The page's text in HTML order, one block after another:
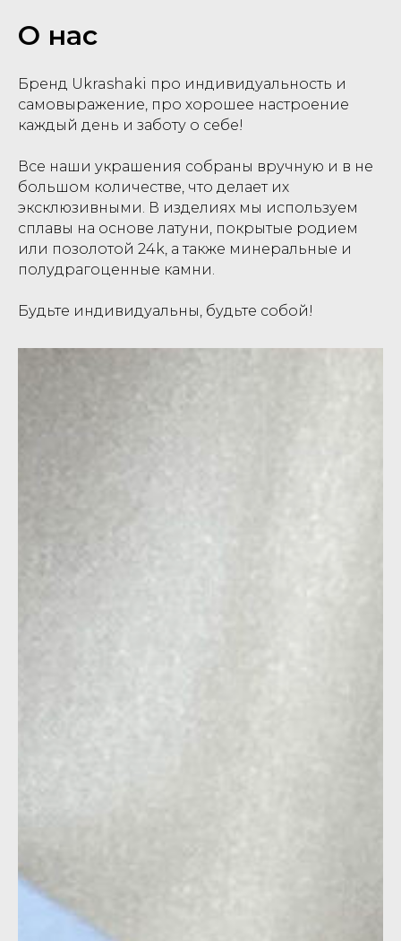
О нас
Бренд Ukrashaki про индивидуальность и
самовыражение, про хорошее настроение
каждый день и заботу о себе!
Все наши украшения собраны вручную и в не
большом количестве, что делает их
эксклюзивными. В изделиях мы используем
сплавы на основе латуни, покрытые родием
или позолотой 24k, а также минеральные и
полудрагоценные камни.
Будьте индивидуальны, будьте собой!